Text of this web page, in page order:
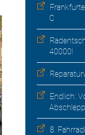
C
40000!
Endlich:
8.